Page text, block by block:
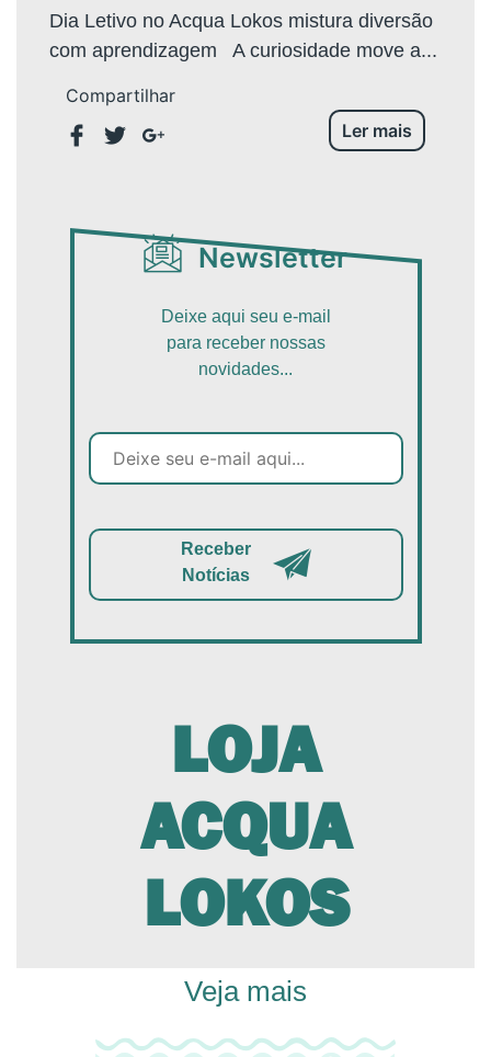
Dia Letivo no Acqua Lokos mistura diversão
com aprendizagem A curiosidade move a...
Compartilhar
Ler mais
Newsletter
Deixe aqui seu e-mail
para receber nossas
novidades...
Receber
Notícias
LOJA
ACQUA
LOKOS
Veja mais